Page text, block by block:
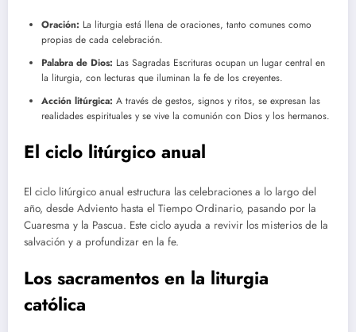
Oración: La liturgia está llena de oraciones, tanto comunes como
propias de cada celebración.
Palabra de Dios: Las Sagradas Escrituras ocupan un lugar central en
la liturgia, con lecturas que iluminan la fe de los creyentes.
Acción litúrgica: A través de gestos, signos y ritos, se expresan las
realidades espirituales y se vive la comunión con Dios y los hermanos.
El ciclo litúrgico anual
El ciclo litúrgico anual estructura las celebraciones a lo largo del
año, desde Adviento hasta el Tiempo Ordinario, pasando por la
Cuaresma y la Pascua. Este ciclo ayuda a revivir los misterios de la
salvación y a profundizar en la fe.
Los sacramentos en la liturgia
católica